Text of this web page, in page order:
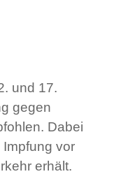
und 17.
gegen
Dabei
vor
erhält.